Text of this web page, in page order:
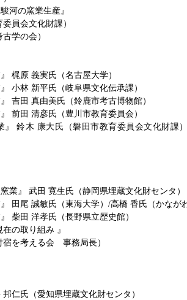
河の窯業生産』
会文化財課）
学の会）
梶原 義実氏（名古屋大学）
小林 新平氏（岐阜県文化伝承課）
吉田 真由美氏（鈴鹿市考古博物館）
前田 清彦氏（豊川市教育委員会）
鈴木 康大氏（磐田市教育委員会文化財課
業』 武田 寛生氏（静岡県埋蔵文化財センタ）
田尾 誠敏氏（東海大学）/高橋 香氏（かなが
柴田 洋孝氏（長野県立歴史館）
取り組み 』
を考える会 事務局長）
仁氏（愛知県埋蔵文化財センタ）